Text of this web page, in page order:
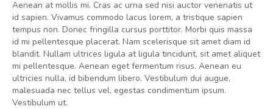
Aenean at mollis mi. Cras ac urna sed nisi auctor venenatis ut
id sapien. Vivamus commodo lacus lorem, a tristique sapien
tempus non. Donec fringilla cursus porttitor. Morbi quis massa
id mi pellentesque placerat. Nam scelerisque sit amet diam id
blandit. Nullam ultrices ligula at ligula tincidunt, sit amet aliquet
mi pellentesque. Aenean eget fermentum risus. Aenean eu
ultricies nulla, id bibendum libero. Vestibulum dui augue,
malesuada nec tellus vel, egestas condimentum ipsum.
Vestibulum ut.